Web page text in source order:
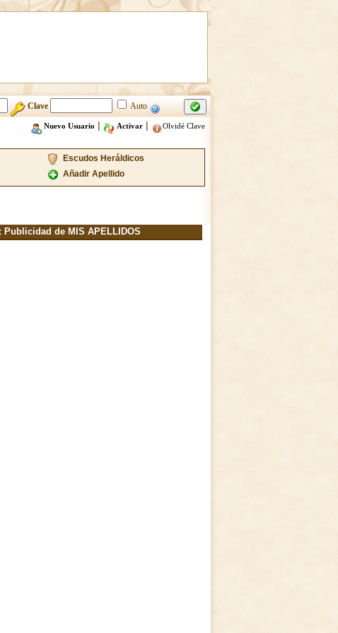
Clave Auto
Nuevo Usuario | Activar| Olvidé Clave
Escudos Heráldicos
Añadir Apellido
Publicidad de MIS APELLIDOS